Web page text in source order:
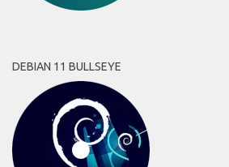
DEBIAN 11 BULLSEYE